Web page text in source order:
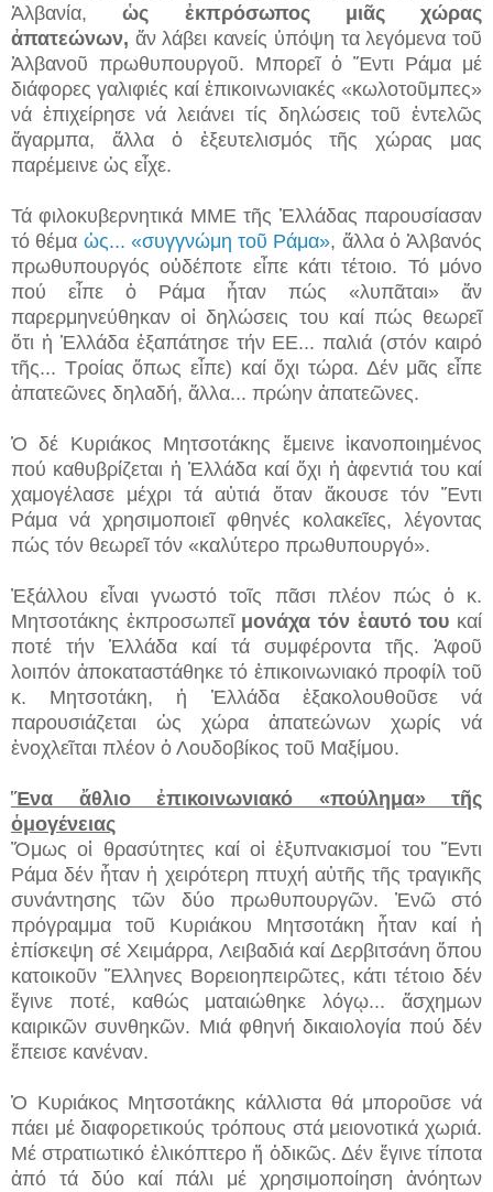
Ἀλβανία,ὡς ἐκπρόσωπος μιᾶς χώρας
ἀπατεώνων, ἄν λάβει κανείς ὑπόψη τα λεγόμενα τοῦ
Ἀλβανοῦ πρωθυπουργοῦ. Μπορεῖ ὁ Ἕντι Ράμα μέ
διάφορες γαλιφιές καί ἐπικοινωνιακές «κωλοτοῦμπες»
νά ἐπιχείρησε νά λειάνει τίς δηλώσεις τοῦ ἐντελῶς
ἄγαρμπα, ἄλλα ὁ ἐξευτελισμός τῆς χώρας μας
παρέμεινε ὡς εἶχε.
Τά φιλοκυβερνητικά ΜΜΕ τῆς Ἑλλάδας παρουσίασαν
τό θέμα ὡς... «συγγνώμη τοῦ Ράμα», ἄλλα ὁ Ἀλβανός
πρωθυπουργός οὐδέποτε εἶπε κάτι τέτοιο. Τό μόνο
πού εἶπε ὁ Ράμα ἦταν πώς «λυπᾶται» ἄν
παρερμηνεύθηκαν οἱ δηλώσεις του καί πώς θεωρεῖ
ὅτι ἡ Ἑλλάδα ἐξαπάτησε τήν ΕΕ... παλιά (στόν καιρό
τῆς... Τροίας ὅπως εἶπε) καί ὄχι τώρα. Δέν μᾶς εἶπε
ἀπατεῶνες δηλαδή, ἄλλα... πρώην ἀπατεῶνες.
Ὁ δέ Κυριάκος Μητσοτάκης ἔμεινε ἱκανοποιημένος
πού καθυβρίζεται ἡ Ἑλλάδα καί ὄχι ἡ ἀφεντιά του καί
χαμογέλασε μέχρι τά αὐτιά ὅταν ἄκουσε τόν Ἕντι
Ράμα νά χρησιμοποιεῖ φθηνές κολακεῖες, λέγοντας
πώς τόν θεωρεῖ τόν «καλύτερο πρωθυπουργό».
Ἐξάλλου εἶναι γνωστό τοῖς πᾶσι πλέον πώς ὁ κ.
Μητσοτάκης ἐκπροσωπεῖ μονάχα τόν ἑαυτό του καί
ποτέ τήν Ἑλλάδα καί τά συμφέροντα τῆς. Ἀφοῦ
λοιπόν ἀποκαταστάθηκε τό ἐπικοινωνιακό προφίλ τοῦ
κ. Μητσοτάκη, ἡ Ἑλλάδα ἐξακολουθοῦσε νά
παρουσιάζεται ὡς χώρα ἀπατεώνων χωρίς νά
ἐνοχλεῖται πλέον ὁ Λουδοβίκος τοῦ Μαξίμου.
Ἕνα ἄθλιο ἐπικοινωνιακό «πούλημα» τῆς
ὁμογένειας
Ὅμως οἱ θρασύτητες καί οἱ ἐξυπνακισμοί του Ἕντι
Ράμα δέν ἦταν ἡ χειρότερη πτυχή αὐτῆς τῆς τραγικῆς
συνάντησης τῶν δύο πρωθυπουργῶν. Ἐνῶ στό
πρόγραμμα τοῦ Κυριάκου Μητσοτάκη ἦταν καί ἡ
ἐπίσκεψη σέ Χειμάρρα, Λειβαδιά καί Δερβιτσάνη ὅπου
κατοικοῦν Ἕλληνες Βορειοηπειρῶτες, κάτι τέτοιο δέν
ἔγινε ποτέ, καθώς ματαιώθηκε λόγῳ... ἄσχημων
καιρικῶν συνθηκῶν. Μιά φθηνή δικαιολογία πού δέν
ἔπεισε κανέναν.
Ὁ Κυριάκος Μητσοτάκης κάλλιστα θά μποροῦσε νά
πάει μέ διαφορετικούς τρόπους στά μειονοτικά χωριά.
Μέ στρατιωτικό ἑλικόπτερο ἤ ὁδικῶς. Δέν ἔγινε τίποτα
ἀπό τά δύο καί πάλι μέ χρησιμοποίηση ἀνόητων